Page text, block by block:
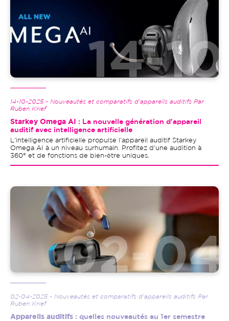
14-10-2025 - Nouveautés et comparatifs d'appareils auditifs Par
Ruben Krief
Starkey Omega AI
: La nouvelle génération d'appareil
auditif avec intelligence artificielle
L'intelligence artificielle propulse l'appareil auditif Starkey
Omega AI à un niveau surhumain. Profitez d'une audition à
360° et de fonctions de bien-être uniques.
Image
02-04-2025 - Nouveautés et comparatifs d'appareils auditifs Par
Ruben Krief
Appareils auditifs : quelles nouveautés au 1er semestre